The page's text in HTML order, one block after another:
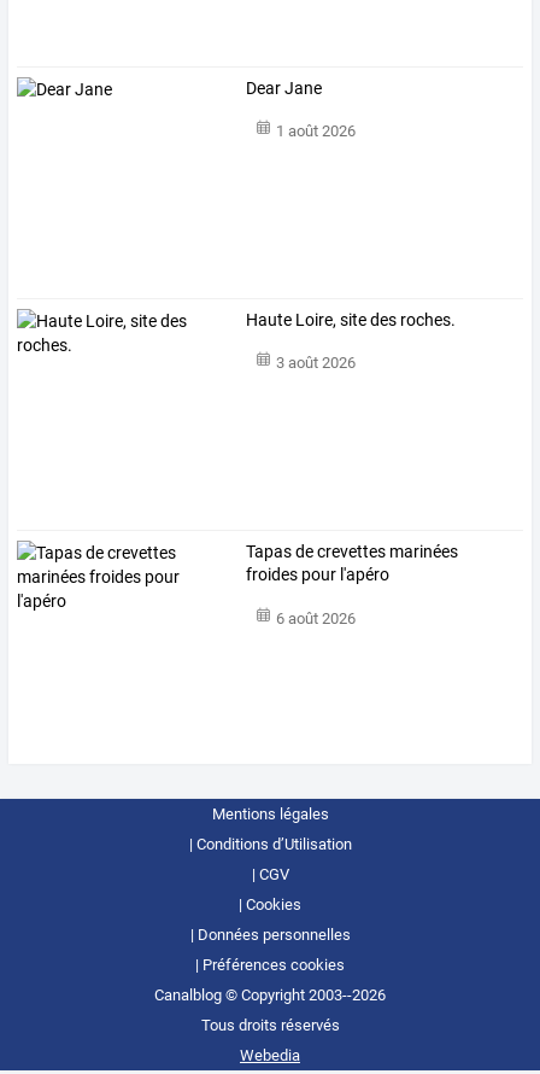
Dear Jane
1 août 2026
Haute Loire, site des roches.
3 août 2026
Tapas de crevettes marinées
froides pour l'apéro
6 août 2026
Mentions légales
Conditions d’Utilisation
CGV
Cookies
Données personnelles
Préférences cookies
Canalblog © Copyright 2003--2026
Tous droits réservés
Webedia